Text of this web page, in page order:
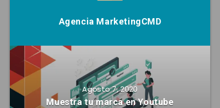
Agencia MarketingCMD
Agosto 7, 2020
Muestra tu marca en Youtube